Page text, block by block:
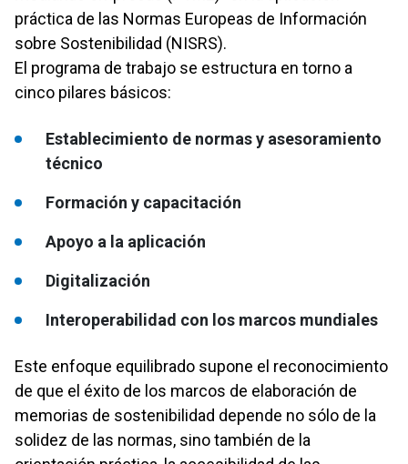
práctica de las Normas Europeas de Información
sobre Sostenibilidad (NISRS).
El programa de trabajo se estructura en torno a
cinco pilares básicos:
Establecimiento de normas y asesoramiento
técnico
Formación y capacitación
Apoyo a la aplicación
Digitalización
Interoperabilidad con los marcos mundiales
Este enfoque equilibrado supone el reconocimiento
de que el éxito de los marcos de elaboración de
memorias de sostenibilidad depende no sólo de la
solidez de las normas, sino también de la